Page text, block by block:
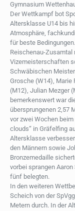
Gymnasium
Der Wettkampf bot
Altersklasse U14 bis
Atmosphäre,
für beste
Reischenau-
Vizemeisterschaften
Schwäbischen
Grosche (W14), Marie
(M12), Julian Mezger
bemerkenswert war
übersprungenen 2,57
vor zwei Wochen
clouds“ in Gräfelfing
Altersklasse
den Männern sowie
Bronzemedaille
vorbei sprangen
fünf belegten.
In den weiteren
Scheich von der
Metern durch. In der